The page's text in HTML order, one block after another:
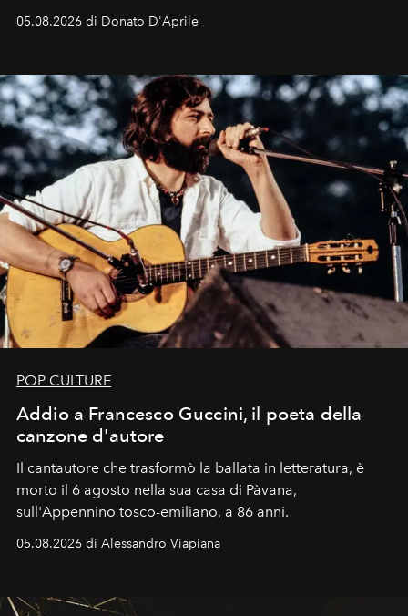
logomania pensata per la spiaggia
Kate, Claudia e Carla una dietro l'altra. Trent'anni dopo,
uno dei documenti più contemporanei che abbiamo.
05.08.2026 di Donato D'Aprile
POP CULTURE
Addio a Francesco Guccini, il poeta della
canzone d'autore
Il cantautore che trasformò la ballata in letteratura, è
morto il 6 agosto nella sua casa di Pàvana,
sull'Appennino tosco-emiliano, a 86 anni.
05.08.2026 di Alessandro Viapiana